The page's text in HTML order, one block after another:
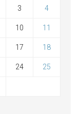
3 4
10 11
17 18
24 25